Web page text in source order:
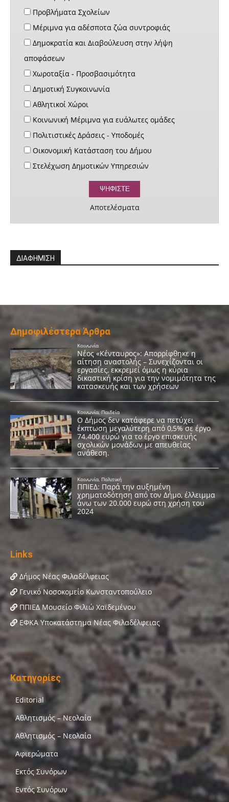
Προβλήματα Σχολείων
Μέριμνα για αδέσποτα ζώα συντροφιάς
Δημοκρατία και Διαβούλευση στην λήψη
αποφάσεων
Χωροταξία - Προσβασιμότητα
Δημοτική Συγκοινωνία
Αθλητικοί Χώροι
Κοινωνική Μέριμνα για ευάλωτες ομάδες
Πολιτιστικές Δράσεις - Υποδομές
Οικονομική Κατάσταση του Δήμου
Στελέχωση Δημοτικών Υπηρεσιών
Αποτελέσματα
ΔΙΑΦΗΜΙΣΗ
Δημοφιλέστερα Άρθρα
Links
Δήμος Νέας Φιλαδέλφειας
Γενικό Νοσοκομείο Κωνσταντοπούλειο
ΠΠΙΕΔ Μουσείο Φιλιώ Χαϊδεμένου
ΕΦΚΑ Υποκατάστημα Νέας Φιλαδέλφειας
Κατηγορίες
Editorial
Αθλητισμός – Νεολαία
Αθλητισμός – Νεολαία
Αφιερώματα
Εκτός Συνόρων
Εντός Συνόρων